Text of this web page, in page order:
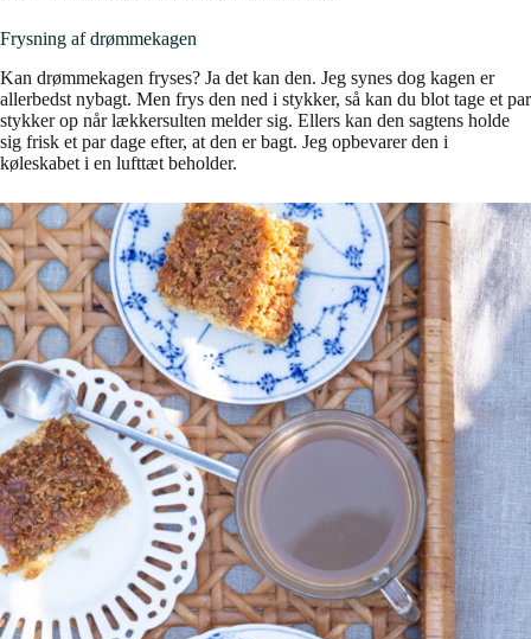
Frysning af drømmekagen
Kan drømmekagen fryses? Ja det kan den. Jeg synes dog kagen er
allerbedst nybagt. Men frys den ned i stykker, så kan du blot tage et par
stykker op når lækkersulten melder sig. Ellers kan den sagtens holde
sig frisk et par dage efter, at den er bagt. Jeg opbevarer den i
køleskabet i en lufttæt beholder.